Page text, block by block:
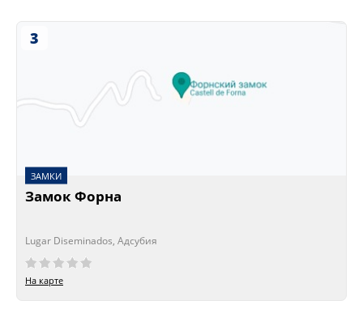
3
ЗАМКИ
Замок Форна
Lugar Diseminados, Адсубия
На карте